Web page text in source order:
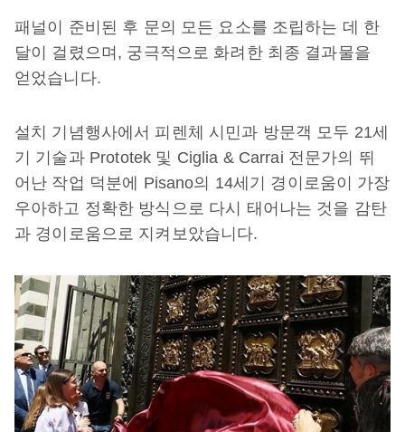
패널이 준비된 후 문의 모든 요소를 조립하는 데 한
달이 걸렸으며, 궁극적으로 화려한 최종 결과물을
얻었습니다.
설치 기념행사에서 피렌체 시민과 방문객 모두 21세
기 기술과 Prototek 및 Ciglia & Carrai 전문가의 뛰
어난 작업 덕분에 Pisano의 14세기 경이로움이 가장
우아하고 정확한 방식으로 다시 태어나는 것을 감탄
과 경이로움으로 지켜보았습니다.